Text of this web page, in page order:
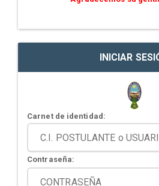
INICIAR
Carnet de identidad:
Contraseña: